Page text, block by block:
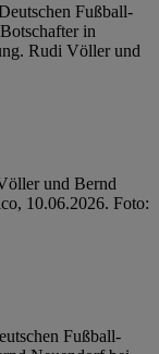
Fußball-
in
Rudi Völler und
und Bernd
10.06.2026. Foto:
Fußball-